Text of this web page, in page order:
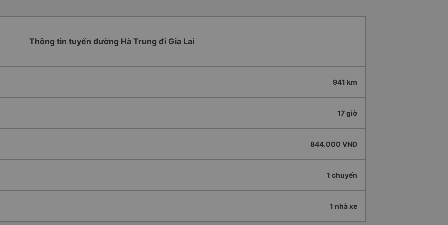
Thông tin tuyến đường Hà Trung đi Gia Lai
941 km
17 giờ
844.000 VNĐ
1 chuyến
1 nhà xe